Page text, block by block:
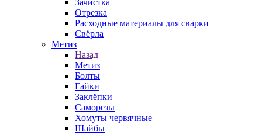
Зачистка
Отрезка
Расходные материалы для сварки
Свёрла
Метиз
Назад
Метиз
Болты
Гайки
Заклёпки
Саморезы
Хомуты червячные
Шайбы